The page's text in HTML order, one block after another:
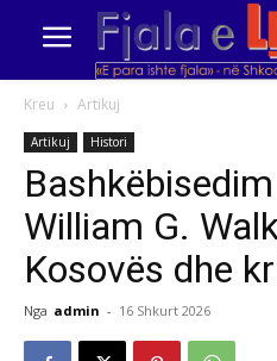
Kreu Artikuj
Artikuj Histori
William G.
Kosovës dhe
Nga admin - 16 Shkurt 2026